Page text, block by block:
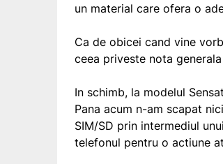
un material care ofera o
Ca de obicei cand vine
ceea priveste nota
In schimb, la modelul
Pana acum n-am scapat
SIM/SD prin intermediul
telefonul pentru o actiune